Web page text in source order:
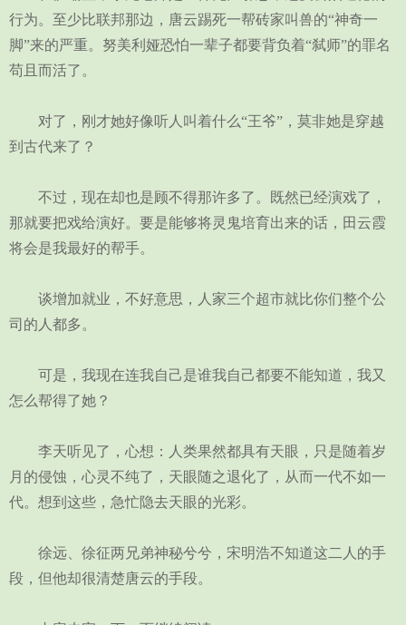
行为。至少比联邦那边，唐云踢死一帮砖家叫兽的“神奇一
脚”来的严重。努美利娅恐怕一辈子都要背负着“弑师”的罪名
苟且而活了。
对了，刚才她好像听人叫着什么“王爷”，莫非她是穿越
到古代来了？
不过，现在却也是顾不得那许多了。既然已经演戏了，
那就要把戏给演好。要是能够将灵鬼培育出来的话，田云霞
将会是我最好的帮手。
谈增加就业，不好意思，人家三个超市就比你们整个公
司的人都多。
可是，我现在连我自己是谁我自己都要不能知道，我又
怎么帮得了她？
李天听见了，心想：人类果然都具有天眼，只是随着岁
月的侵蚀，心灵不纯了，天眼随之退化了，从而一代不如一
代。想到这些，急忙隐去天眼的光彩。
徐远、徐征两兄弟神秘兮兮，宋明浩不知道这二人的手
段，但他却很清楚唐云的手段。